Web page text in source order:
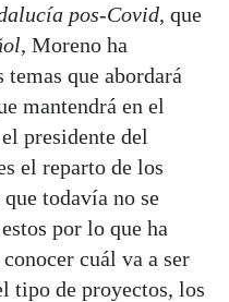
pos-Covid, que
, Moreno ha
que abordará
mantendrá en el
presidente del
el reparto de los
todavía no se
por lo que ha
cuál va a ser
tipo de proyectos, los